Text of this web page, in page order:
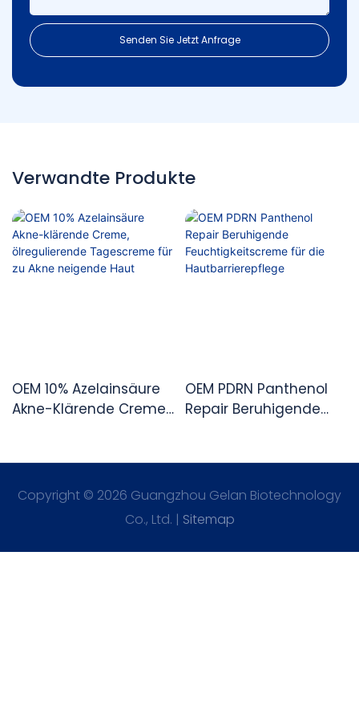
Senden Sie Jetzt Anfrage
Verwandte Produkte
OEM 10% Azelainsäure
Akne-Klärende Creme,
Akne Neigende Haut
OEM PDRN Panthenol
Repair Beruhigende
Copyright © 2026 Guangzhou Gelan Biotechnology
Co., Ltd. | Sitemap